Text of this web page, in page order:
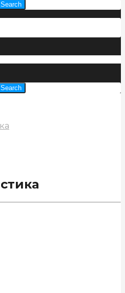
Search
Search